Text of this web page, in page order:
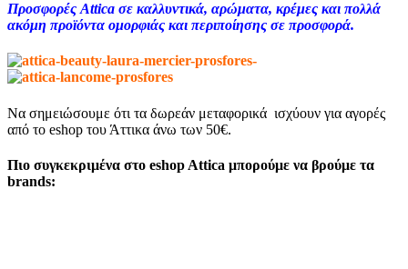
Προσφορές Attica σε καλλυντικά, αρώματα, κρέμες και πολλά
ακόμη προϊόντα ομορφιάς και περιποίησης σε προσφορά.
Να σημειώσουμε ότι τα δωρεάν μεταφορικά ισχύουν για αγορές
από το eshop του Άττικα άνω των 50€.
Πιο συγκεκριμένα στo eshop Attica μπορούμε να βρούμε τα
brands: